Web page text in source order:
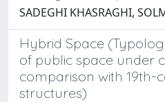
SADEGHI KHASRAGHI,
Hybrid Space
of public space under
comparison with 19th-
structures)